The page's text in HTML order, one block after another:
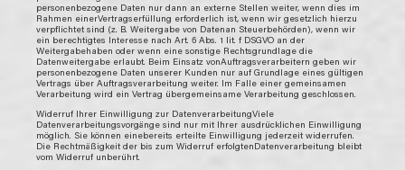
personenbezogene Daten nur dann an externe Stellen weiter, wenn dies im
Rahmen einerVertragserfüllung erforderlich ist, wenn wir gesetzlich hierzu
verpflichtet sind (z. B. Weitergabe von Datenan Steuerbehörden), wenn wir
ein berechtigtes Interesse nach Art. 6 Abs. 1 lit. f DSGVO an der
Weitergabehaben oder wenn eine sonstige Rechtsgrundlage die
Datenweitergabe erlaubt. Beim Einsatz vonAuftragsverarbeitern geben wir
personenbezogene Daten unserer Kunden nur auf Grundlage eines gültigen
Vertrags über Auftragsverarbeitung weiter. Im Falle einer gemeinsamen
Verarbeitung wird ein Vertrag übergemeinsame Verarbeitung geschlossen.
Widerruf Ihrer Einwilligung zur DatenverarbeitungViele
Datenverarbeitungsvorgänge sind nur mit Ihrer ausdrücklichen Einwilligung
möglich. Sie können einebereits erteilte Einwilligung jederzeit widerrufen.
Die Rechtmäßigkeit der bis zum Widerruf erfolgtenDatenverarbeitung bleibt
vom Widerruf unberührt.